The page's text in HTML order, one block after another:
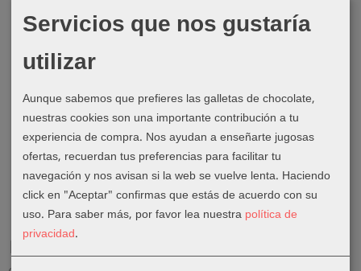
Servicios que nos gustaría
utilizar
Aunque sabemos que prefieres las galletas de chocolate,
nuestras cookies son una importante contribución a tu
experiencia de compra. Nos ayudan a enseñarte jugosas
ofertas, recuerdan tus preferencias para facilitar tu
navegación y nos avisan si la web se vuelve lenta. Haciendo
click en "Aceptar" confirmas que estás de acuerdo con su
uso. Para saber más, por favor lea nuestra política de
privacidad.